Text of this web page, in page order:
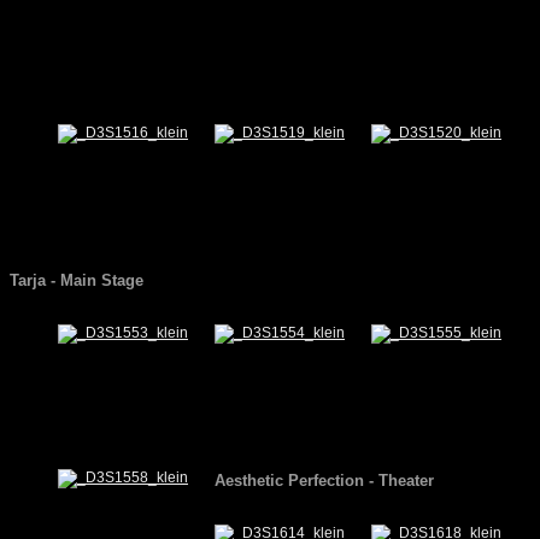
Tarja - Main Stage
Aesthetic Perfection - Theater